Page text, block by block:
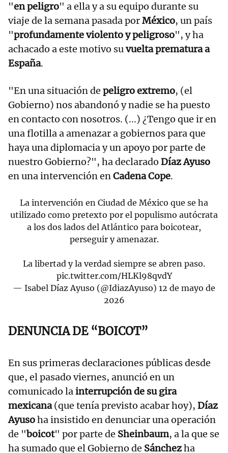
"en peligro" a ella y a su equipo durante su
viaje de la semana pasada porMéxico, un país
"profundamente violento y peligroso", y ha
achacado a este motivo suvuelta prematura a
España.
"En una situación de peligro extremo, (el
Gobierno) nos abandonó y nadie se ha puesto
en contacto con nosotros. (...) ¿Tengo que ir en
una flotilla a amenazar a gobiernos para que
haya una diplomacia y un apoyo por parte de
nuestro Gobierno?", ha declarado Díaz Ayuso
en una intervención enCadena Cope.
La intervención en Ciudad de México que se ha
utilizado como pretexto por el populismo autócrata
a los dos lados del Atlántico para boicotear,
perseguir y amenazar.
La libertad y la verdad siempre se abren paso.
pic.twitter.com/HLKl98qvdY
— Isabel Díaz Ayuso (@IdiazAyuso) 12 de mayo de
2026
DENUNCIA DE “BOICOT”
En sus primeras declaraciones públicas desde
que, el pasado viernes, anunció en un
comunicado lainterrupción de su gira
mexicana(que tenía previsto acabar hoy), Díaz
Ayusoha insistido en denunciar una operación
de "boicot" por parte de Sheinbaum, a la que se
ha sumado que el Gobierno de Sánchezha